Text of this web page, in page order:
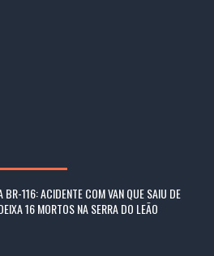
BR-116: ACIDENTE COM VAN QUE SAIU DE
16 MORTOS NA SERRA DO LEÃO